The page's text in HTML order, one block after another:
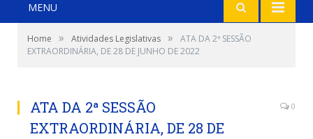
MENU
Home » Atividades Legislativas »
ATA DA 2ª SESSÃO
EXTRAORDINÁRIA, DE 28 DE JUNHO DE 2022
ATA DA 2ª SESSÃO
EXTRAORDINÁRIA, DE 28 DE
0